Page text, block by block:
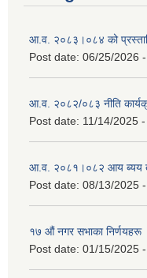
आ.व. २०८३।०८४ को
Post date: 06/25/2026
आ.व. २०८२/०८३ नीति
Post date: 11/14/2025
आ.व. २०८१।०८२ आय ब्यय
Post date: 08/13/2025
१७ औं नगर सभाका निर्णयहरू
Post date: 01/15/2025